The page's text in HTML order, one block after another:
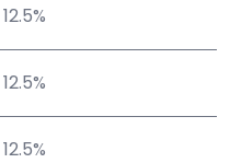
12.5%
12.5%
12.5%